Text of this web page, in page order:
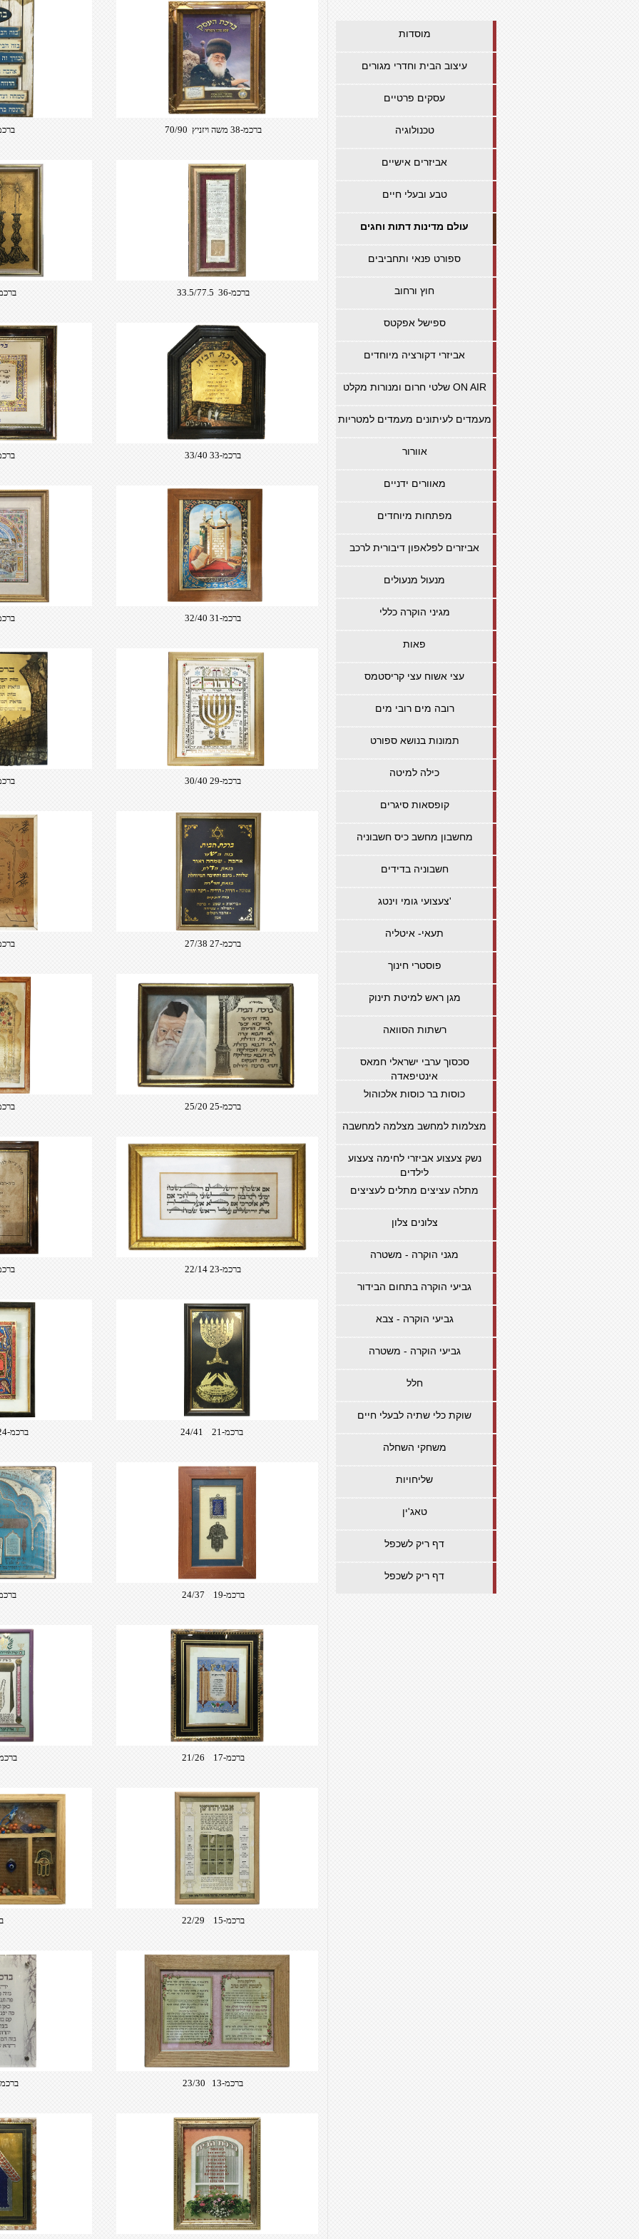
ברכמ-39 ברכמ-38 משה ויזניץ 70/90
ברכמ-37 ברכמ-36 33.5/77.5
ברכמ-35 ברכמ-33 33/40
ברכמ-34 ברכמ-31 32/40
ברכמ-32 ברכמ-29 30/40
ברכמ-30 ברכמ-27 27/38
ברכמ-28 ברכמ-25 25/20
​ברכמ-26 ברכמ-23 22/14
ברכמ-24 כל נדרי 33/28 ברכמ-21 24/41
ברכמ-22 ברכמ-19 24/37
ברכמ-20 ברכמ-17 21/26
ברכמ-15 22/29
ברכמ-16 ברכמ-13 23/30
מוסדות
עיצוב הבית וחדרי מגורים
עסקים פרטיים
טכנולוגיה
אביזרים אישיים
טבע ובעלי חיים
עולם מדינות דתות וחגים
ספורט פנאי ותחביבים
חוץ ורחוב
ספישל אפקטס
אביזרי דקורציה מיוחדים
שלטי חרום ומנורות מקלט ON AIR
מעמדים לעיתונים מעמדים למטריות
אוורור
מאוורים ידניים
מפתחות מיוחדים
אביזרים לפלאפון דיבורית לרכב
מנעול מנעולים
מגיני הוקרה כללי
פאות
עצי אשוח עצי קריסטמס
רובה מים רובי מים
תמונות בנושא ספורט
כילה למיטה
קופסאות סיגרים
מחשבון מחשב כיס חשבוניה
חשבוניה בדידים
צעצועי גומי וינטג'
תעאי- איטליה
פוסטרי חינוך
מגן ראש למיטת תינוק
רשתות הסוואה
סכסוך ערבי ישראלי חמאס
אינטיפאדה
כוסות בר כוסות אלכוהול
מצלמות למחשב מצלמה למחשבה
נשק צעצוע אביזרי לחימה צעצוע
לילדים
מתלה עציצים מתלים לעציצים
צלונים צלון
מגני הוקרה - משטרה
גביעי הוקרה בתחום הבידור
גביעי הוקרה - צבא
גביעי הוקרה - משטרה
חלל
שוקת כלי שתיה לבעלי חיים
משחקי השחלה
שליחויות
טאג'ין
דף ריק לשכפל
דף ריק לשכפל